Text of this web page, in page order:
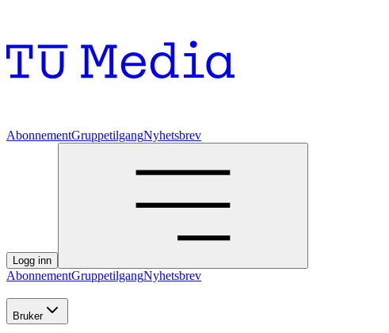
AbonnementGruppetilgangNyhetsbrev
Logg inn
AbonnementGruppetilgangNyhetsbrev
Bruker